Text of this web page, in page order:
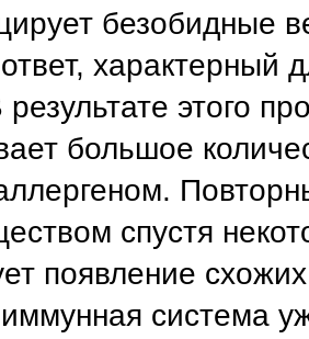
безобидные
ответ,
этого
большое
спустя
появление
иммунная система